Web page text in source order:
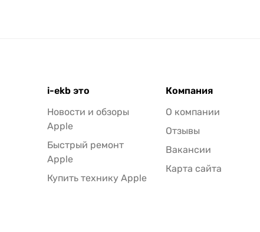
i-ekb это
Новости и обзоры
Apple
Быстрый ремонт
Apple
Купить технику Apple
Компания
О компании
Отзывы
Вакансии
Карта сайта